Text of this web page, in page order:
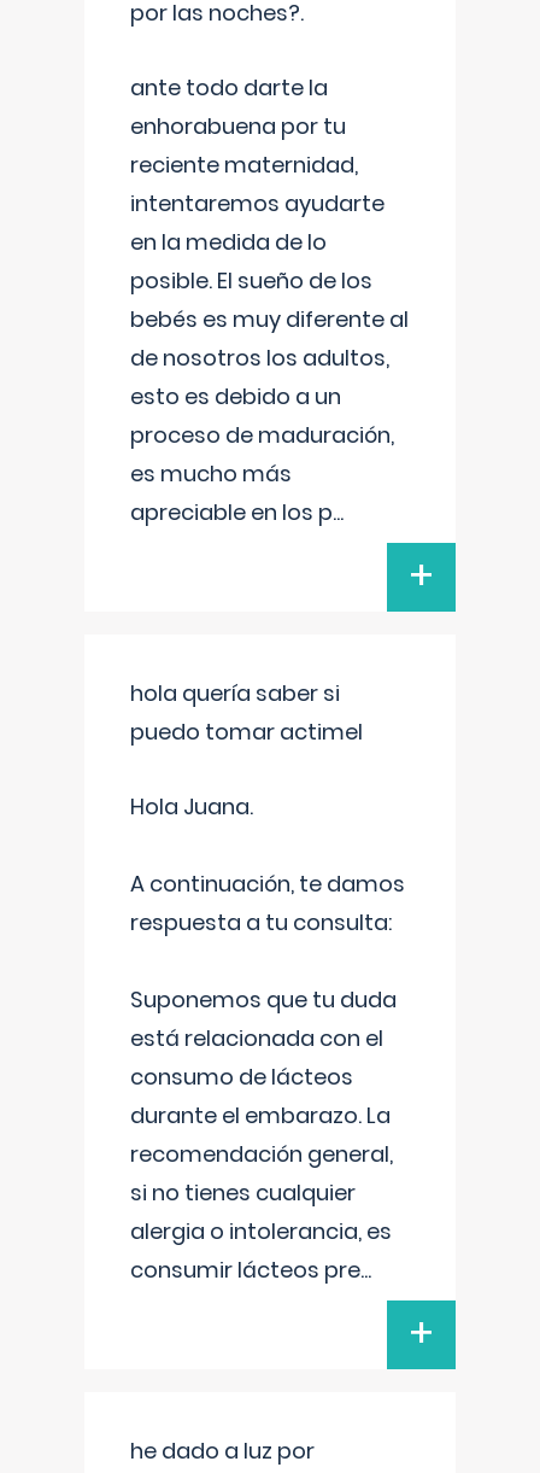
por las noches?.
ante todo darte la
enhorabuena por tu
reciente maternidad,
intentaremos ayudarte
en la medida de lo
posible. El sueño de los
bebés es muy diferente al
de nosotros los adultos,
esto es debido a un
proceso de maduración,
es mucho más
apreciable en los p...
+
hola quería saber si
puedo tomar actimel
Hola Juana.
A continuación, te damos
respuesta a tu consulta:
Suponemos que tu duda
está relacionada con el
consumo de lácteos
durante el embarazo. La
recomendación general,
si no tienes cualquier
alergia o intolerancia, es
consumir lácteos pre...
+
he dado a luz por